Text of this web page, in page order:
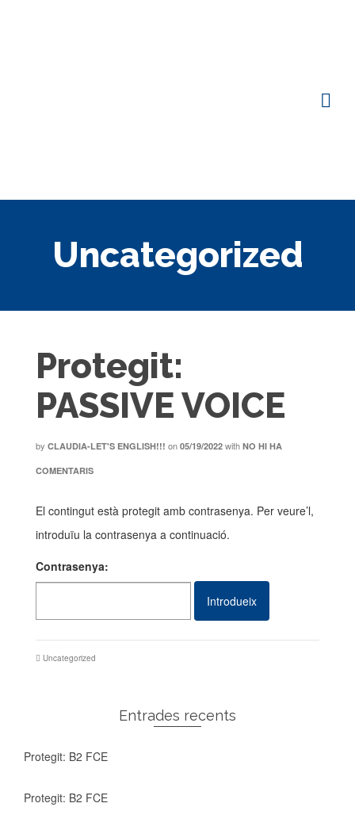
Uncategorized
Protegit:
PASSIVE VOICE
by CLAUDIA-LET'S ENGLISH!!! on 05/19/2022 with NO HI HA
COMENTARIS
El contingut està protegit amb contrasenya. Per veure’l,
introduïu la contrasenya a continuació.
Contrasenya:
Uncategorized
Entrades recents
Protegit: B2 FCE
Protegit: B2 FCE